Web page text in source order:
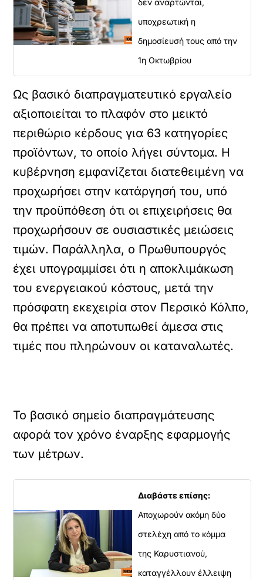
δεν αναρτώνται,
υποχρεωτική η
δημοσίευσή τους από την
1η Οκτωβρίου
Ως βασικό διαπραγματευτικό εργαλείο
αξιοποιείται το πλαφόν στο μεικτό
περιθώριο κέρδους για 63 κατηγορίες
προϊόντων, το οποίο λήγει σύντομα. Η
κυβέρνηση εμφανίζεται διατεθειμένη να
προχωρήσει στην κατάργησή του, υπό
την προϋπόθεση ότι οι επιχειρήσεις θα
προχωρήσουν σε ουσιαστικές μειώσεις
τιμών. Παράλληλα, ο Πρωθυπουργός
έχει υπογραμμίσει ότι η αποκλιμάκωση
του ενεργειακού κόστους, μετά την
πρόσφατη εκεχειρία στον Περσικό Κόλπο,
θα πρέπει να αποτυπωθεί άμεσα στις
τιμές που πληρώνουν οι καταναλωτές.
Το βασικό σημείο διαπραγμάτευσης
αφορά τον χρόνο έναρξης εφαρμογής
των μέτρων.
Διαβάστε επίσης:
Αποχωρούν ακόμη δύο
στελέχη από το κόμμα
της Καρυστιανού,
καταγγέλλουν έλλειψη